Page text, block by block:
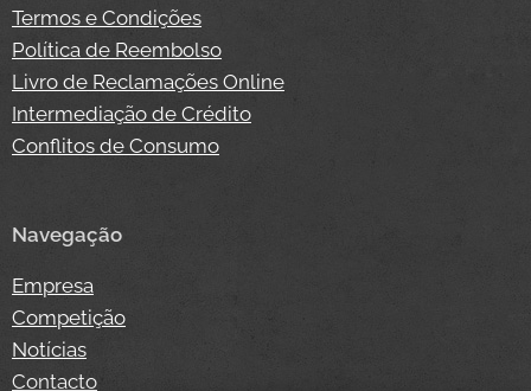
Termos e Condições
Política de Reembolso
Livro de Reclamações Online
Intermediação de Crédito
Conflitos de Consumo
Navegação
Empresa
Competição
Notícias
Contacto